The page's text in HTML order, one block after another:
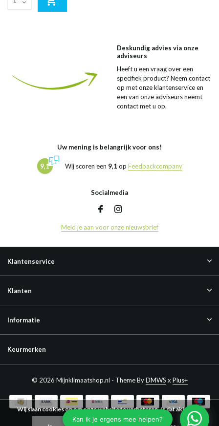
Deskundig advies via onze
adviseurs
Heeft u een vraag over een
specifiek product? Neem contact
op met onze klantenservice en
een van onze adviseurs neemt
contact met u op.
Uw mening is belangrijk voor ons!
9,1 Wij scoren een 9,1 op Feedbackcompany
Socialmedia
Meld je aan voor onze nieuwsbrief
Klantenservice
Klanten
Informatie
Keurmerken
© 2026 Mijnklimaatshop.nl - Theme ByDMWS x Plus+
Wij slaan cookies op om onze website te verbeteren. Is dat akkoord?